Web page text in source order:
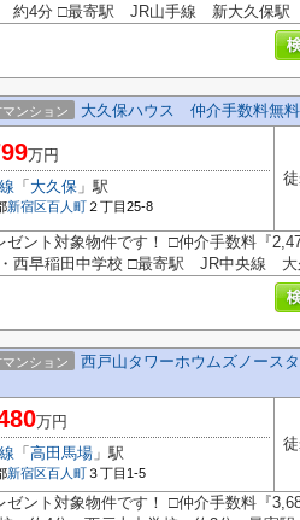
約4分 □最寄駅 JR山手線 新大久保駅
ンション 大久保ハウス 仲介手数料無
万円
「 大久保 」駅
新宿区百人町 ２丁目25-8
ゼント対象物件です！ □仲介手数料『
西早稲田中学校 □最寄駅 JR中央線
ンション
西戸山タワーホウムズノース
万円
「 高田馬場 」駅
新宿区百人町３丁目1-5
ゼント対象物件です！ □仲介手数料『